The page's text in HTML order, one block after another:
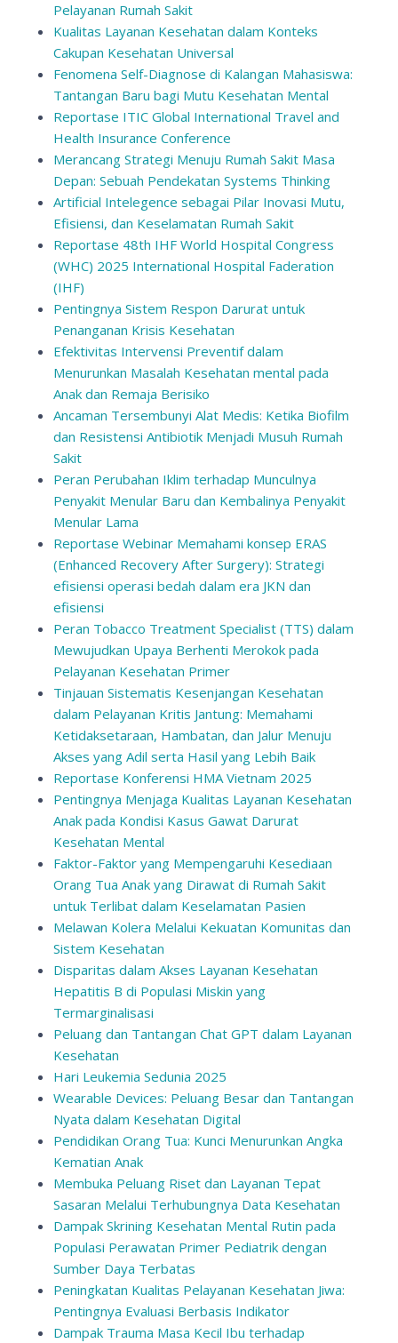
Pelayanan Rumah Sakit
Kualitas Layanan Kesehatan dalam Konteks
Cakupan Kesehatan Universal
Fenomena Self-Diagnose di Kalangan Mahasiswa:
Tantangan Baru bagi Mutu Kesehatan Mental
Reportase ITIC Global International Travel and
Health Insurance Conference
Merancang Strategi Menuju Rumah Sakit Masa
Depan: Sebuah Pendekatan Systems Thinking
Artificial Intelegence sebagai Pilar Inovasi Mutu,
Efisiensi, dan Keselamatan Rumah Sakit
Reportase 48th IHF World Hospital Congress
(WHC) 2025 International Hospital Faderation
(IHF)
Pentingnya Sistem Respon Darurat untuk
Penanganan Krisis Kesehatan
Efektivitas Intervensi Preventif dalam
Menurunkan Masalah Kesehatan mental pada
Anak dan Remaja Berisiko
Ancaman Tersembunyi Alat Medis: Ketika Biofilm
dan Resistensi Antibiotik Menjadi Musuh Rumah
Sakit
Peran Perubahan Iklim terhadap Munculnya
Penyakit Menular Baru dan Kembalinya Penyakit
Menular Lama
Reportase Webinar Memahami konsep ERAS
(Enhanced Recovery After Surgery): Strategi
efisiensi operasi bedah dalam era JKN dan
efisiensi
Peran Tobacco Treatment Specialist (TTS) dalam
Mewujudkan Upaya Berhenti Merokok pada
Pelayanan Kesehatan Primer
Tinjauan Sistematis Kesenjangan Kesehatan
dalam Pelayanan Kritis Jantung: Memahami
Ketidaksetaraan, Hambatan, dan Jalur Menuju
Akses yang Adil serta Hasil yang Lebih Baik
Reportase Konferensi HMA Vietnam 2025
Pentingnya Menjaga Kualitas Layanan Kesehatan
Anak pada Kondisi Kasus Gawat Darurat
Kesehatan Mental
Faktor-Faktor yang Mempengaruhi Kesediaan
Orang Tua Anak yang Dirawat di Rumah Sakit
untuk Terlibat dalam Keselamatan Pasien
Melawan Kolera Melalui Kekuatan Komunitas dan
Sistem Kesehatan
Disparitas dalam Akses Layanan Kesehatan
Hepatitis B di Populasi Miskin yang
Termarginalisasi
Peluang dan Tantangan Chat GPT dalam Layanan
Kesehatan
Hari Leukemia Sedunia 2025
Wearable Devices: Peluang Besar dan Tantangan
Nyata dalam Kesehatan Digital
Pendidikan Orang Tua: Kunci Menurunkan Angka
Kematian Anak
Membuka Peluang Riset dan Layanan Tepat
Sasaran Melalui Terhubungnya Data Kesehatan
Dampak Skrining Kesehatan Mental Rutin pada
Populasi Perawatan Primer Pediatrik dengan
Sumber Daya Terbatas
Peningkatan Kualitas Pelayanan Kesehatan Jiwa:
Pentingnya Evaluasi Berbasis Indikator
Dampak Trauma Masa Kecil Ibu terhadap